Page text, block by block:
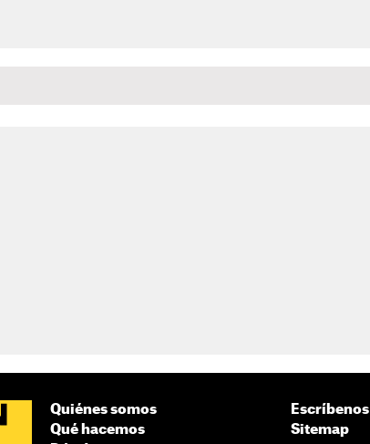
Quiénes somos
Qué hacemos
Escríbenos
Sitemap